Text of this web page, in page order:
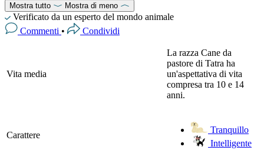
Mostra tutto Mostra di meno
Verificato da un esperto del mondo animale
Commenti • Condividi
Vita media
La razza Cane da
pastore di Tatra ha
un'aspettativa di vita
compresa tra 10 e 14
anni.
Carattere
Tranquillo
Intelligente